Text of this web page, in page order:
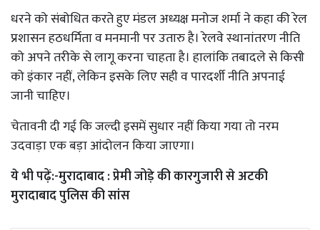
धरने को संबोधित करते हुए मंडल अध्यक्ष मनोज शर्मा ने कहा की रेल
प्रशासन हठधर्मिता व मनमानी पर उतारु है। रेलवे स्थानांतरण नीति
को अपने तरीके से लागू करना चाहता है। हालांकि तबादले से किसी
को इंकार नहीं, लेकिन इसके लिए सही व पारदर्शी नीति अपनाई
जानी चाहिए।
चेतावनी दी गई कि जल्दी इसमें सुधार नहीं किया गया तो नरम
उदवाड़ा एक बड़ा आंदोलन किया जाएगा।
ये भी पढ़ें:-मुरादाबाद : प्रेमी जोड़े की कारगुजारी से अटकी
मुरादाबाद पुलिस की सांस